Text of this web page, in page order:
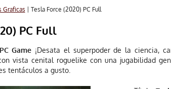
Graficas | Tesla Force (2020) PC Full
PC Full
Game ¡Desata el superpoder de la ciencia,
vista cenital roguelike con una jugabilidad
tentáculos a gusto.